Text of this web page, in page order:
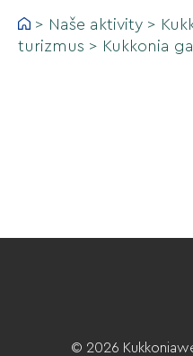
> Naše aktivity >
turizmus > Kukkonia
© 2026 Kukkonia